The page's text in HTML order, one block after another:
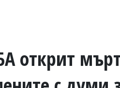
открит